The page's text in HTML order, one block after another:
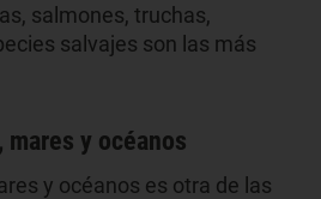
salmones, truchas,
salvajes son las más
y océanos
y océanos es otra de las